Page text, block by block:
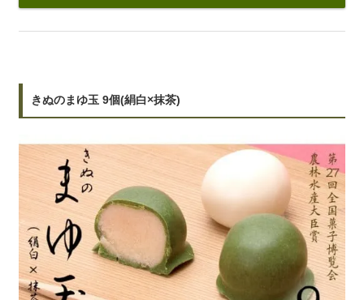
きぬのまゆ玉 9個(絹白×抹茶)